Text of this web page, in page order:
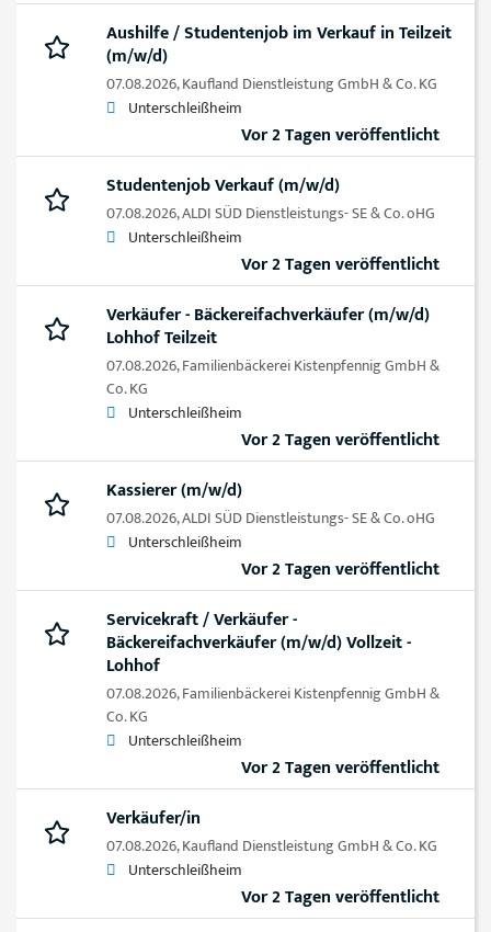
Aushilfe / Studentenjob im Verkauf in Teilzeit
(m/w/d)
07.08.2026,Kaufland Dienstleistung GmbH & Co. KG
Unterschleißheim
Vor 2 Tagen veröffentlicht
Studentenjob Verkauf (m/w/d)
07.08.2026,ALDI SÜD Dienstleistungs- SE & Co. oHG
Unterschleißheim
Vor 2 Tagen veröffentlicht
Verkäufer - Bäckereifachverkäufer (m/w/d)
Lohhof Teilzeit
07.08.2026,Familienbäckerei Kistenpfennig GmbH &
Co. KG
Unterschleißheim
Vor 2 Tagen veröffentlicht
Kassierer (m/w/d)
07.08.2026,ALDI SÜD Dienstleistungs- SE & Co. oHG
Unterschleißheim
Vor 2 Tagen veröffentlicht
Servicekraft / Verkäufer -
Bäckereifachverkäufer (m/w/d) Vollzeit -
Lohhof
07.08.2026,Familienbäckerei Kistenpfennig GmbH &
Co. KG
Unterschleißheim
Vor 2 Tagen veröffentlicht
Verkäufer/in
07.08.2026,Kaufland Dienstleistung GmbH & Co. KG
Unterschleißheim
Vor 2 Tagen veröffentlicht